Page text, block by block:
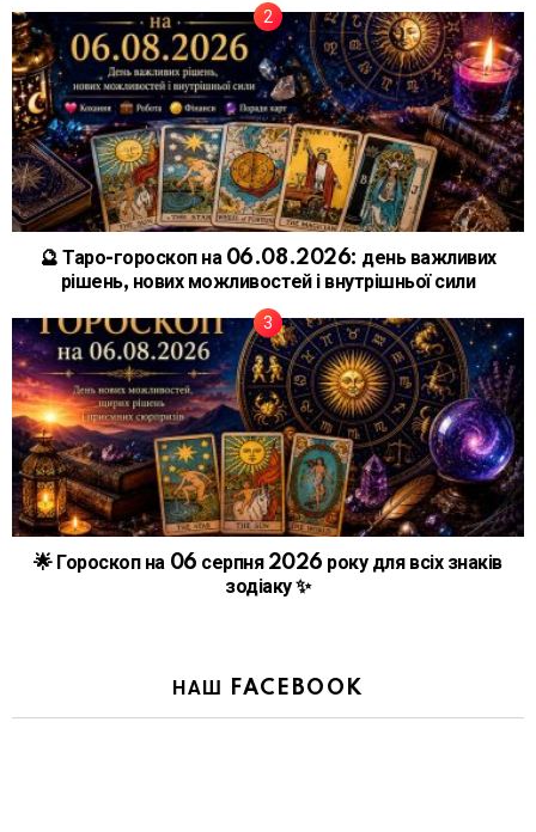
🔮 Таро-гороскоп на 06.08.2026: день важливих
рішень, нових можливостей і внутрішньої сили
🌟 Гороскоп на 06 серпня 2026 року для всіх знаків
зодіаку ✨
НАШ FACEBOOK